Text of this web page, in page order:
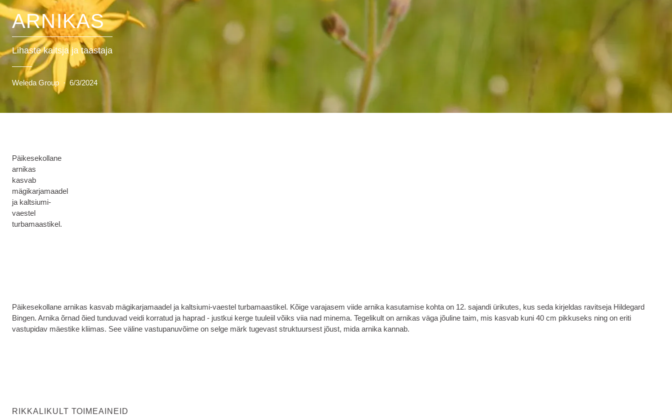
ARNIKAS
Lihaste kaitsja ja taastaja
Weleda Group · 6/3/2024
Päikesekollane
arnikas
kasvab
mägikarjamaadel
ja kaltsiumi-
vaestel
turbamaastikel.
Päikesekollane arnikas kasvab mägikarjamaadel ja kaltsiumi-vaestel turbamaastikel. Kõige varajasem viide arnika kasutamise kohta on 12. sajandi ürikutes, kus seda kirjeldas ravitseja Hildegard
Bingen. Arnika õrnad õied tunduvad veidi korratud ja haprad - justkui kerge tuuleiil võiks viia nad minema. Tegelikult on arnikas väga jõuline taim, mis kasvab kuni 40 cm pikkuseks ning on eriti
vastupidav mäestike kliimas. See väline vastupanuvõime on selge märk tugevast struktuursest jõust, mida arnika kannab.
RIKKALIKULT TOIMEAINEID